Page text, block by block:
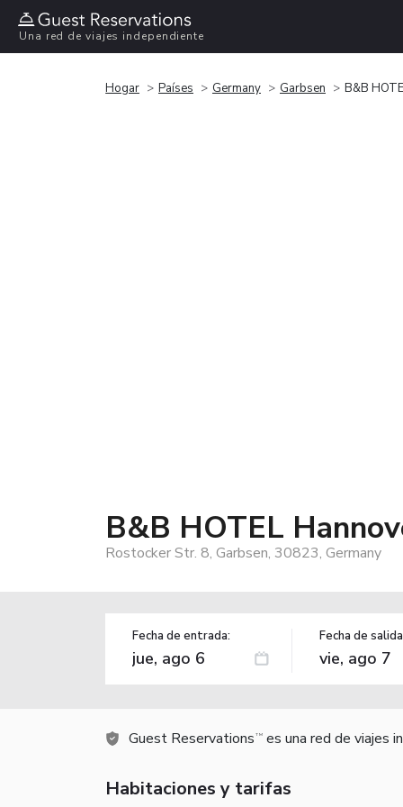
Una red de viajes independiente
Hogar Países Germany Garbsen B&B
B&B HOTEL
Rostocker Str. 8, Garbsen, 30823, Germany
Fecha de entrada: Fecha de
Guest Reservations TM es una red de viajes
Habitaciones y tarifas